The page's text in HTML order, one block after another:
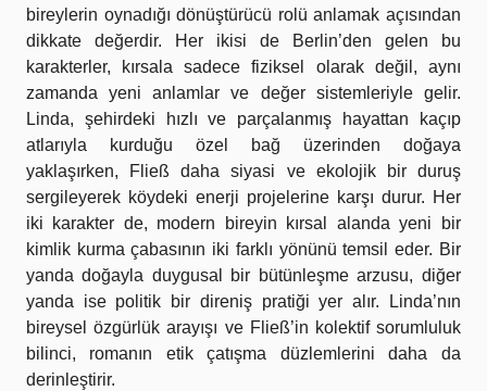
bireylerin oynadığı dönüştürücü rolü anlamak açısından
dikkate değerdir. Her ikisi de Berlin’den gelen bu
karakterler, kırsala sadece fiziksel olarak değil, aynı
zamanda yeni anlamlar ve değer sistemleriyle gelir.
Linda, şehirdeki hızlı ve parçalanmış hayattan kaçıp
atlarıyla kurduğu özel bağ üzerinden doğaya
yaklaşırken, Fließ daha siyasi ve ekolojik bir duruş
sergileyerek köydeki enerji projelerine karşı durur. Her
iki karakter de, modern bireyin kırsal alanda yeni bir
kimlik kurma çabasının iki farklı yönünü temsil eder. Bir
yanda doğayla duygusal bir bütünleşme arzusu, diğer
yanda ise politik bir direniş pratiği yer alır. Linda’nın
bireysel özgürlük arayışı ve Fließ’in kolektif sorumluluk
bilinci, romanın etik çatışma düzlemlerini daha da
derinleştirir.